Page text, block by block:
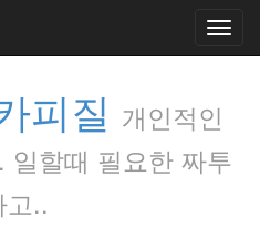
피질 개인적인
할때 필요한 짜투
..